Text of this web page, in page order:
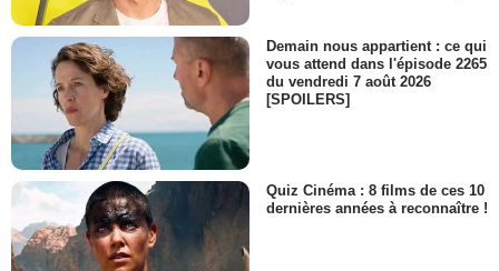
Demain nous appartient : ce qui
vous attend dans l'épisode 2265
du vendredi 7 août 2026
[SPOILERS]
Quiz Cinéma : 8 films de ces 10
dernières années à reconnaître !